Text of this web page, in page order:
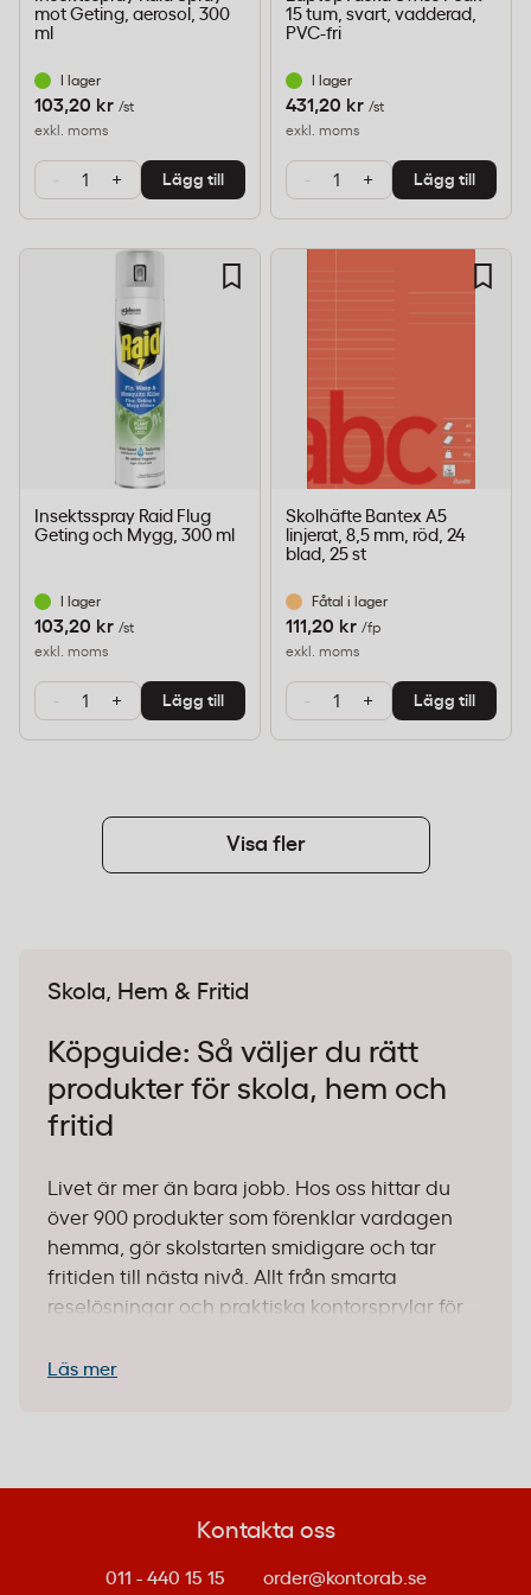
mot Geting, aerosol, 300
ml
I lager
103,20 kr /st
exkl. moms
- + Lägg till
15 tum, svart, vadderad,
PVC-fri
I lager
431,20 kr /st
exkl. moms
- + Lägg till
Insektsspray Raid Flug
Geting och Mygg, 300 ml
I lager
103,20 kr /st
exkl. moms
- + Lägg till
Skolhäfte Bantex A5
linjerat, 8,5 mm, röd, 24
blad, 25 st
Fåtal i lager
111,20 kr /fp
exkl. moms
- + Lägg till
Visa fler
Skola, Hem & Fritid
Köpguide: Så väljer du rätt
produkter för skola, hem och
fritid
Livet är mer än bara jobb. Hos oss hittar du
över 900 produkter som förenklar vardagen
hemma, gör skolstarten smidigare och tar
fritiden till nästa nivå. Allt från smarta
reselösningar och praktiska kontorsprylar för
fredag-mys-favoriterna. Det ska bara funka –
av våra 25 butiker runt om i Sverige. Vi har
ställe, så slipper du leta runt på tio olika sajter.
Enkel beställning, snabb leverans och
Läs mer
Kontakta oss
011 - 440 15 15 order@kontorab.se